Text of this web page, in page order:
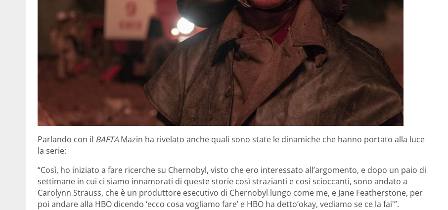
Parlando con il BAFTA Mazin ha rivelato anche quali sono state le dinamiche che hanno portato alla luce
la serie:
“Così, ho iniziato a fare ricerche su Chernobyl, visto che ero interessato all’argomento, e dopo un paio di
settimane in cui ci siamo innamorati di queste storie così strazianti e così scioccanti, sono andato a
Carolynn Strauss, che è un produttore esecutivo di Chernobyl lungo come me, e Jane Featherstone, per
poi andare alla HBO dicendo ‘ecco cosa vogliamo fare’ e HBO ha detto’okay, vediamo se ce la fai'”.